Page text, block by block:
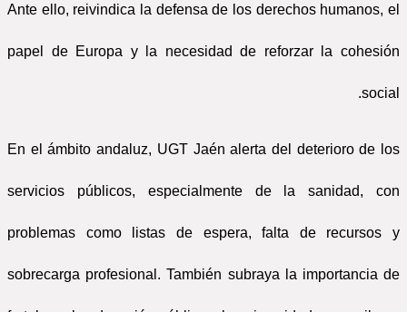
Ante ello, reivindica la defensa de los derechos humanos, el
papel de Europa y la necesidad de reforzar la cohesión
social.
En el ámbito andaluz, UGT Jaén alerta del deterioro de los
servicios públicos, especialmente de la sanidad, con
problemas como listas de espera, falta de recursos y
sobrecarga profesional. También subraya la importancia de